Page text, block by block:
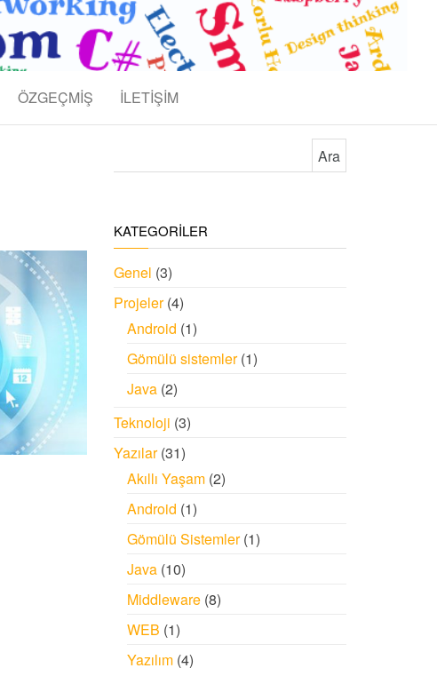
ÖZGEÇMİŞ İLETİŞİM
KATEGORİLER
Genel (3)
Projeler(4)
Android (1)
Gömülü sistemler(1)
Java(2)
Teknoloji (3)
Yazılar(31)
Akıllı Yaşam(2)
Android (1)
Gömülü Sistemler(1)
Java(10)
Middleware(8)
WEB (1)
Yazılım(4)